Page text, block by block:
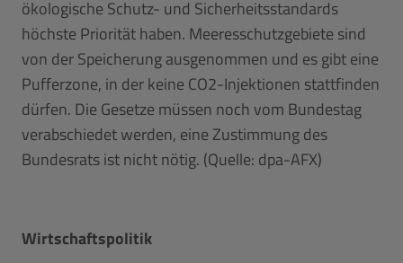
ökologische Schutz- und Sicherheitsstandards
höchste Priorität haben. Meeresschutzgebiete sind
von der Speicherung ausgenommen und es gibt eine
Pufferzone, in der keine CO2-Injektionen stattfinden
dürfen. Die Gesetze müssen noch vom Bundestag
verabschiedet werden, eine Zustimmung des
Bundesrats ist nicht nötig. (Quelle: dpa-AFX)
Wirtschaftspolitik